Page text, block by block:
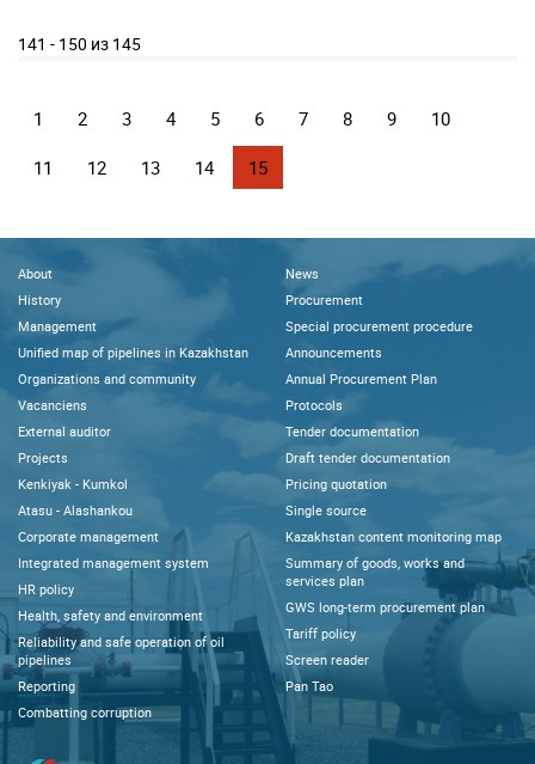
141 - 150 из 145
1 2 3 4 5 6 7 8 9 10
11 12 13 14 15
About
History
Management
Unified map of pipelines in Kazakhstan
Organizations and community
Vacanciens
External auditor
Projects
Kenkiyak - Kumkol
Atasu - Alashankou
Corporate management
Integrated management system
HR policy
Health, safety and environment
Reliability and safe operation of oil
pipelines
Reporting
Combatting corruption
News
Procurement
Special procurement procedure
Announcements
Annual Procurement Plan
Protocols
Tender documentation
Draft tender documentation
Pricing quotation
Single source
Kazakhstan content monitoring map
Summary of goods, works and
services plan
GWS long-term procurement plan
Tariff policy
Screen reader
Pan Tao